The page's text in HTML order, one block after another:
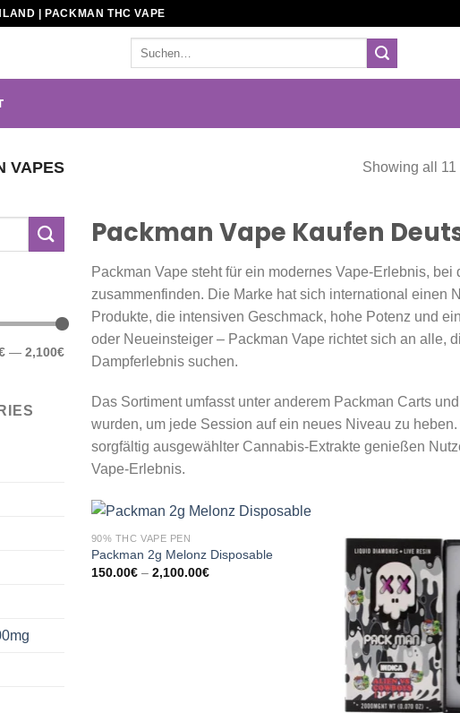
| PACKMAN THC VAPE
VAPES Showing all 11
— 2,100€
Packman Vape Kaufen
Packman Vape steht für ein modernes Vape-Erlebnis,
zusammenfinden. Die Marke hat sich international einen
Produkte, die intensiven Geschmack, hohe Potenz und
oder Neueinsteiger – Packman Vape richtet sich an alle,
Dampferlebnis suchen.
Das Sortiment umfasst unter anderem Packman Carts
wurden, um jede Session auf ein neues Niveau zu
sorgfältig ausgewählter Cannabis-Extrakte genießen
Vape-Erlebnis.
90% THC VAPE PEN
Packman 2g Melonz Disposable
150.00€ – 2,100.00€Preisspanne: